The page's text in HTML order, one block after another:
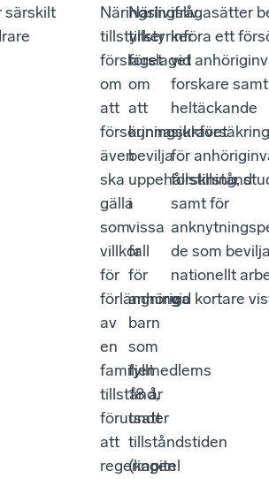
särskilt
Näringsliv
tillstyrker
förslaget
om
att
försörjningskravet
även
ska
gälla
som
villkor
för
förlängning
av
en
familjemedlems
tillstånd,
förutsatt
att
regeringen
Näringsliv
tillstyrker
förslaget
om
att
kunna
bevilja
uppehållstillstånd
i
vissa
fall
för
anhöriga
barn
som
fyllt
18 år
under
tillståndstiden
(kapitel
ifrågasätter
införa ett
vid
forskare
heltäckande
för
forskning,
samt för
de som
nationellt
vid kortare